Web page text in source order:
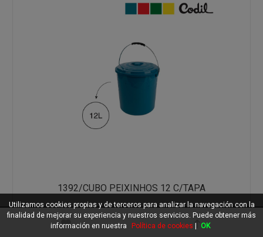
1392/CUBO PEIXINHOS 12 C/TAPA
Utilizamos cookies propias y de terceros para analizar la navegación con la
finalidad de mejorar su experiencia y nuestros servicios. Puede obtener más
información en nuestra
Política de cookies OK